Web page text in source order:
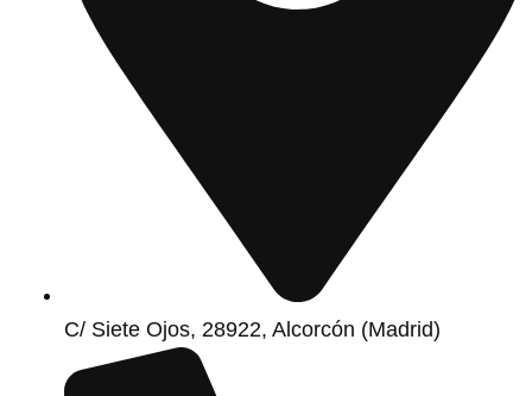
C/ Siete Ojos, 28922, Alcorcón (Madrid)